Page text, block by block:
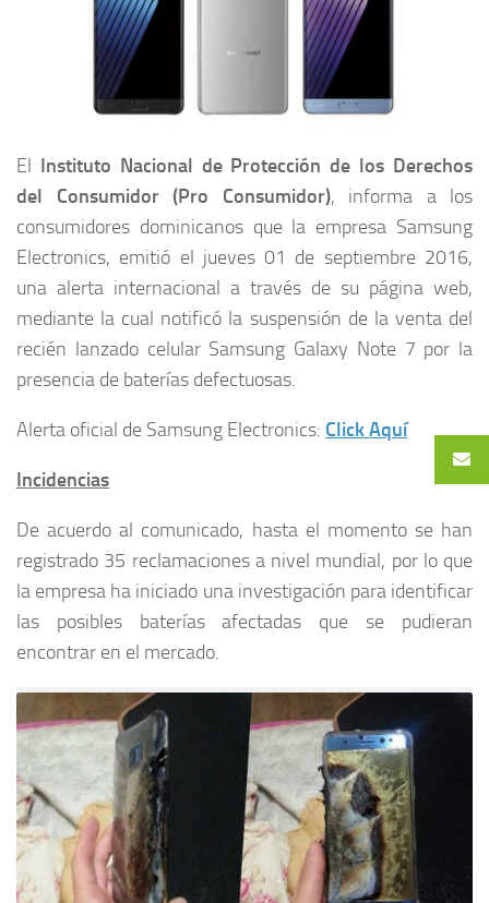
El Instituto Nacional de Protección de los Derechos
del Consumidor (Pro Consumidor), informa a los
consumidores dominicanos que la empresa Samsung
Electronics, emitió el jueves 01 de septiembre 2016,
una alerta internacional a través de su página web,
mediante la cual notificó la suspensión de la venta del
recién lanzado celular Samsung Galaxy Note 7 por la
presencia de baterías defectuosas.
Alerta oficial de Samsung Electronics: Click Aquí
Incidencias
De acuerdo al comunicado, hasta el momento se han
registrado 35 reclamaciones a nivel mundial, por lo que
la empresa ha iniciado una investigación para identificar
las posibles baterías afectadas que se pudieran
encontrar en el mercado.